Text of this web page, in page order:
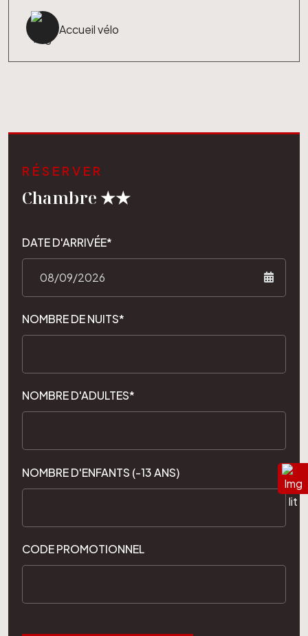
Accueil vélo
RÉSERVER
Chambre ★★
DATE D'ARRIVÉE*
NOMBRE DE NUITS*
NOMBRE D'ADULTES*
NOMBRE D'ENFANTS (-13 ANS)
CODE PROMOTIONNEL